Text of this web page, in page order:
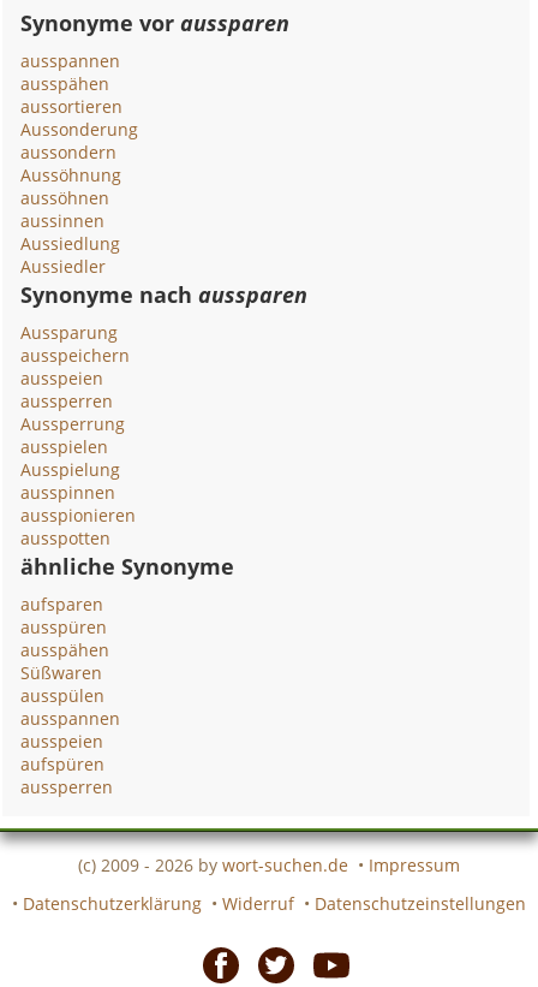
Synonyme voraussparen
ausspannen
ausspähen
aussortieren
Aussonderung
aussondern
Aussöhnung
aussöhnen
aussinnen
Aussiedlung
Aussiedler
Synonyme nachaussparen
Aussparung
ausspeichern
ausspeien
aussperren
Aussperrung
ausspielen
Ausspielung
ausspinnen
ausspionieren
ausspotten
ähnliche Synonyme
aufsparen
ausspüren
ausspähen
Süßwaren
ausspülen
ausspannen
ausspeien
aufspüren
aussperren
(c) 2009 - 2026 by wort-suchen.de • Impressum
• Datenschutzerklärung • Widerruf • Datenschutzeinstellungen